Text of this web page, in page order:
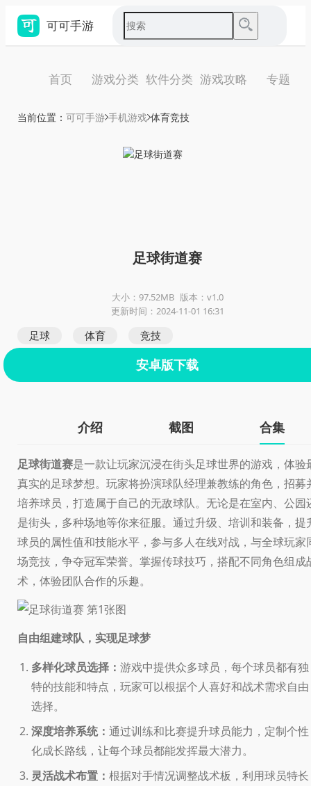
可可手游
首页 游戏分类 软件分类 游戏攻略 专题
当前位置： 可可手游 手机游戏 体育竞技
足球街道赛
大小：97.52MB 版本：v1.0
更新时间：2024-11-01 16:31
足球 体育 竞技
安卓版下载
介绍 截图 合集
足球街道赛是一款让玩家沉浸在街头足球世界的游戏，体验
真实的足球梦想。玩家将扮演球队经理兼教练的角色，招募
培养球员，打造属于自己的无敌球队。无论是在室内、公园
是街头，多种场地等你来征服。通过升级、培训和装备，提
球员的属性值和技能水平，参与多人在线对战，与全球玩家
场竞技，争夺冠军荣誉。掌握传球技巧，搭配不同角色组成
术，体验团队合作的乐趣。
自由组建球队，实现足球梦
多样化球员选择： 游戏中提供众多球员，每个球员都有独
特的技能和特点，玩家可以根据个人喜好和战术需求自由
选择。
深度培养系统： 通过训练和比赛提升球员能力，定制个性
化成长路线，让每个球员都能发挥最大潜力。
灵活战术布置： 根据对手情况调整战术板，利用球员特长